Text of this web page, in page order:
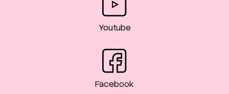
Youtube
Facebook